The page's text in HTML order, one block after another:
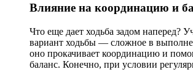
Влияние на координацию и
Что еще дает ходьба задом наперед?
вариант ходьбы — сложное в
оно прокачивает координацию и
баланс. Конечно, при условии